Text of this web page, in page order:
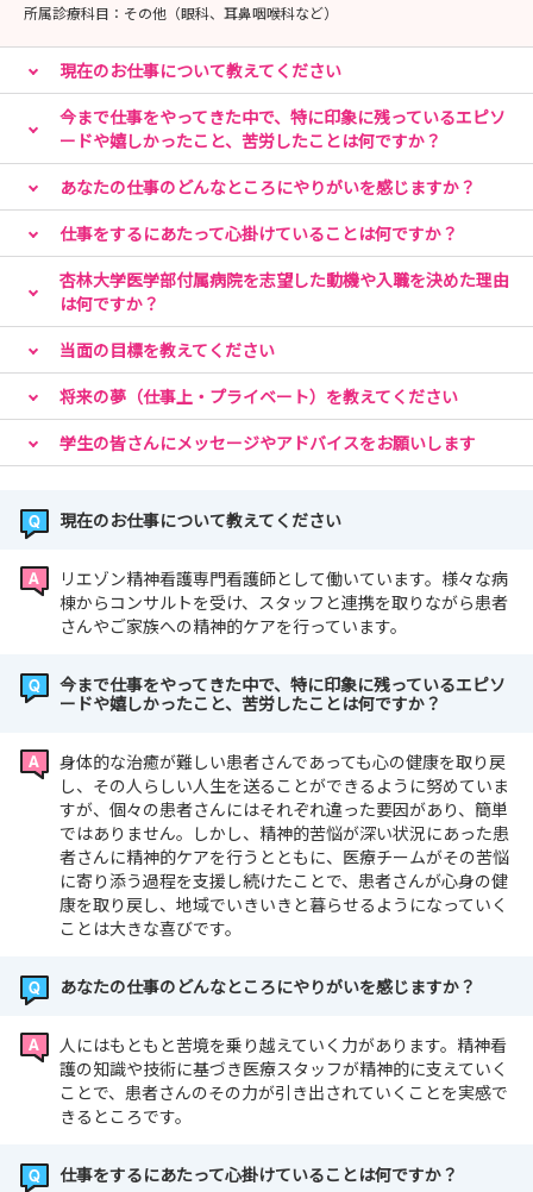
所属診療科目： その他（眼科、耳鼻咽喉科など）
現在のお仕事について教えてください
今まで仕事をやってきた中で、特に印象に残っているエピソ
ードや嬉しかったこと、苦労したことは何ですか？
あなたの仕事のどんなところにやりがいを感じますか？
仕事をするにあたって心掛けていることは何ですか？
杏林大学医学部付属病院を志望した動機や入職を決めた理由
は何ですか？
当面の目標を教えてください
将来の夢（仕事上・プライベート）を教えてください
学生の皆さんにメッセージやアドバイスをお願いします
現在のお仕事について教えてください
リエゾン精神看護専門看護師として働いています。様々な病
棟からコンサルトを受け、スタッフと連携を取りながら患者
さんやご家族への精神的ケアを行っています。
今まで仕事をやってきた中で、特に印象に残っているエピソ
ードや嬉しかったこと、苦労したことは何ですか？
身体的な治癒が難しい患者さんであっても心の健康を取り戻
し、その人らしい人生を送ることができるように努めていま
すが、個々の患者さんにはそれぞれ違った要因があり、簡単
ではありません。しかし、精神的苦悩が深い状況にあった患
者さんに精神的ケアを行うとともに、医療チームがその苦悩
に寄り添う過程を支援し続けたことで、患者さんが心身の健
康を取り戻し、地域でいきいきと暮らせるようになっていく
ことは大きな喜びです。
あなたの仕事のどんなところにやりがいを感じますか？
人にはもともと苦境を乗り越えていく力があります。精神看
護の知識や技術に基づき医療スタッフが精神的に支えていく
ことで、患者さんのその力が引き出されていくことを実感で
きるところです。
仕事をするにあたって心掛けていることは何ですか？